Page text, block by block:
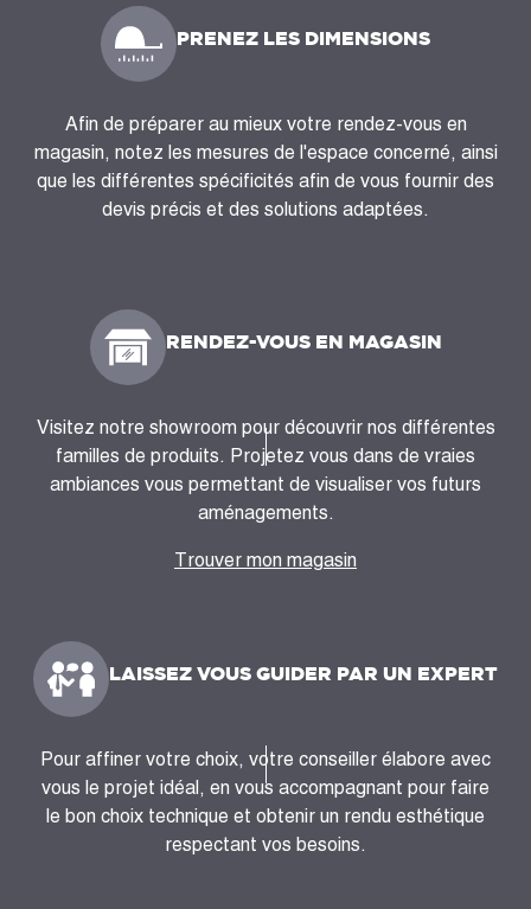
PRENEZ LES DIMENSIONS
Afin de préparer au mieux votre rendez-vous en
magasin, notez les mesures de l'espace concerné, ainsi
que les différentes spécificités afin de vous fournir des
devis précis et des solutions adaptées.
RENDEZ-VOUS EN MAGASIN
Visitez notre showroom pour découvrir nos différentes
familles de produits. Projetez vous dans de vraies
ambiances vous permettant de visualiser vos futurs
aménagements.
Trouver mon magasin
LAISSEZ VOUS GUIDER PAR UN EXPERT
Pour affiner votre choix, votre conseiller élabore avec
vous le projet idéal, en vous accompagnant pour faire
le bon choix technique et obtenir un rendu esthétique
respectant vos besoins.